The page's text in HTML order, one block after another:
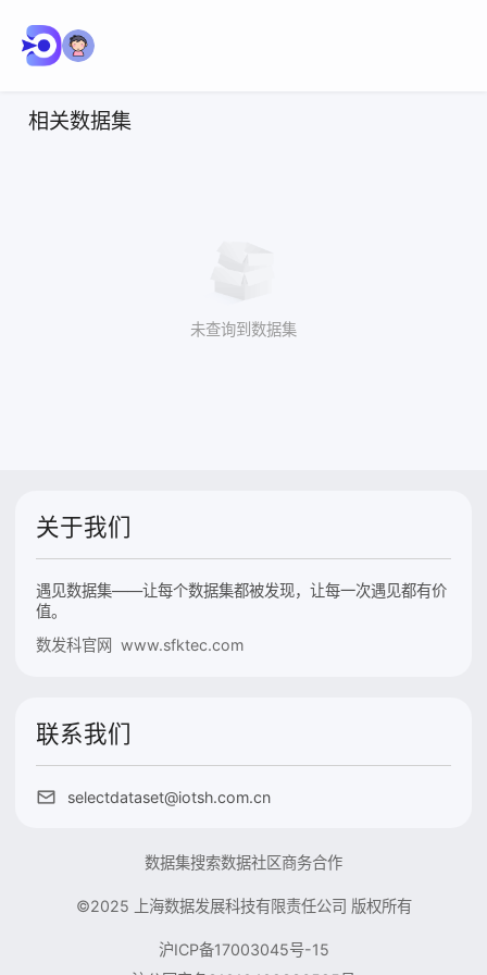
相关数据集
未查询到数据集
关于我们
遇见数据集——让每个数据集都被发现，让每一次遇见都有价
值。
数发科官网 www.sfktec.com
联系我们
selectdataset@iotsh.com.cn
数据集搜索数据社区商务合作
©2025 上海数据发展科技有限责任公司 版权所有
沪ICP备17003045号-15